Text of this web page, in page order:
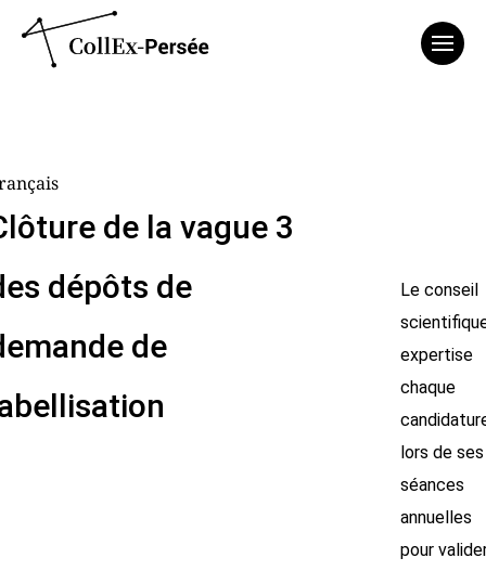
de la vague 3
dépôts de
de
Le conseil
expertise
chaque
lors de ses
séances
annuelles
pour